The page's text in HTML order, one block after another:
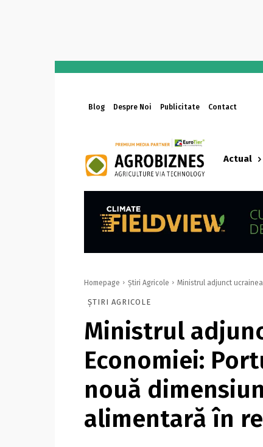
Blog Despre Noi Publicitate Contact
Actual
Homepage Știri Agricole Ministrul adjunct
ȘTIRI AGRICOLE
Ministrul
Economiei:
nouă
alimentară în